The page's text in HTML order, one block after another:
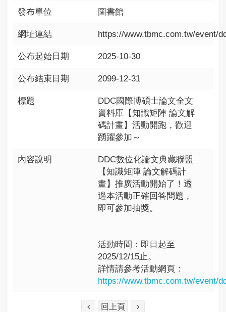
發布單位 圖書館
網址連結 https://www.tbmc.com.tw/event/
公布起始日期 2025-10-30
公布結束日期 2099-12-31
標題
DDC國際博碩士論文全文
資料庫【知識矩陣 論文解
碼計畫】活動開跑，歡迎
踴躍參加～
內容說明
DDC數位化論文典藏聯盟
【知識矩陣 論文解碼計
畫】推廣活動開始了！透
過本活動正確回答問題，
即可參加抽獎。
活動時間：即日起至
2025/12/15止。
詳情請參考活動網頁：
https://www.tbmc.com.tw/event/
回上頁